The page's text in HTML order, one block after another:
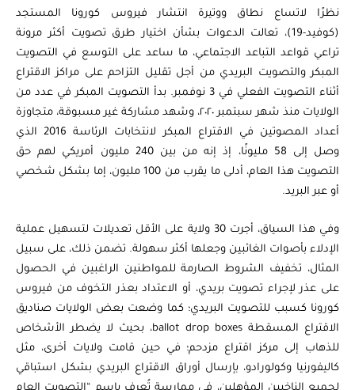
نظرًا لاتساع نطاق ووتيرة انتشار فيروس كورونا المستجد
(كوفيد-19)، تعالت الدعوات بشأن اختيار طرق تصويت أكثر مرونة
تراعي قواعد التباعد الاجتماعي، ما ساعد على التوسع في التصويت
المبكر والتصويت البريدي من أجل تقليل التزاحم على مراكز الاقتراع
أثناء التصويت الفعلي في 3 نوفمبر. بدأ التصويت المبكر في عدد من
الولايات منذ شهر سبتمبر ٢٠٢٠، وشهد مشاركة غير مسبوقة، متجاوزة
أعداد المصوتين في الاقتراع المبكر لانتخابات الرئاسة 2016 الذي
وصل إلى 58 مليونًا، إذ إنه من بين 240 مليون أمريكي لهم حق
التصويت هذا العام، أدلى ما يقرب من 100 مليون، إما بشكل شخصي
أو عبر البريد.
وفي هذا السياق، أجرت 30 ولاية على الأقل تعديلات لتسهيل عملية
الإدلاء بأصوات الغائبين وجعلها أكثر سهولة. تضمن ذلك، على سبيل
المثال، تخفيف الشروط الصارمة للمواطنين الراغبين في الحصول
على عذر لإجراء تصويت بريدي، أو الاعتداد بعذر التخوف من فيروس
كورونا كسبب للتصويت البريدي؛ كما وضعت بعض الولايات صناديق
الاقتراع المسقطة ballot drop boxes، بحيث لا يضطر الأشخاص
للذهاب إلى مركز اقتراع مزدحم؛ في حين قامت ولايات أخرى، مثل
كاليفورنيا وكولورادو، بإرسال أوراق الاقتراع البريدي بشكل استباقي